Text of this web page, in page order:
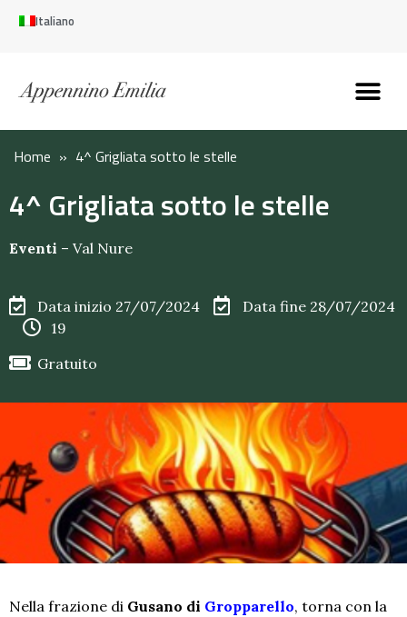
Italiano
Home » 4^ Grigliata sotto le stelle
4^ Grigliata sotto le stelle
Eventi – Val Nure
Data inizio 27/07/2024
Data fine 28/07/2024
19
Gratuito
Nella frazione di Gusano di Gropparello, torna con la